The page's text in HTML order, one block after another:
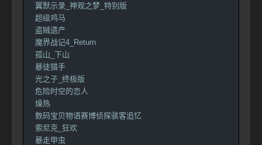
翼默示录_神观之梦_特别版
超级鸡马
盗贼遗产
魔界战记4_Return
孤山_下山
暴徒猎手
光之子_终极版
危险时空的恋人
燥热
数码宝贝物语赛博侦探骇客追忆
索尼克_狂欢
暴走甲虫